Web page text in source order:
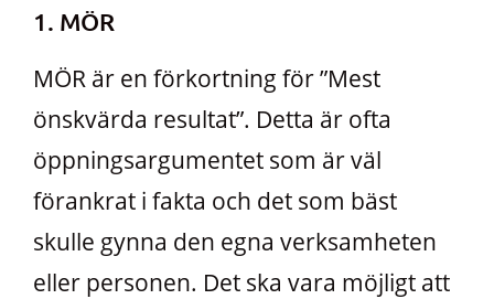
1. MÖR
MÖR är en förkortning för ”Mest
önskvärda resultat”. Detta är ofta
öppningsargumentet som är väl
förankrat i fakta och det som bäst
skulle gynna den egna verksamheten
eller personen. Det ska vara möjligt att